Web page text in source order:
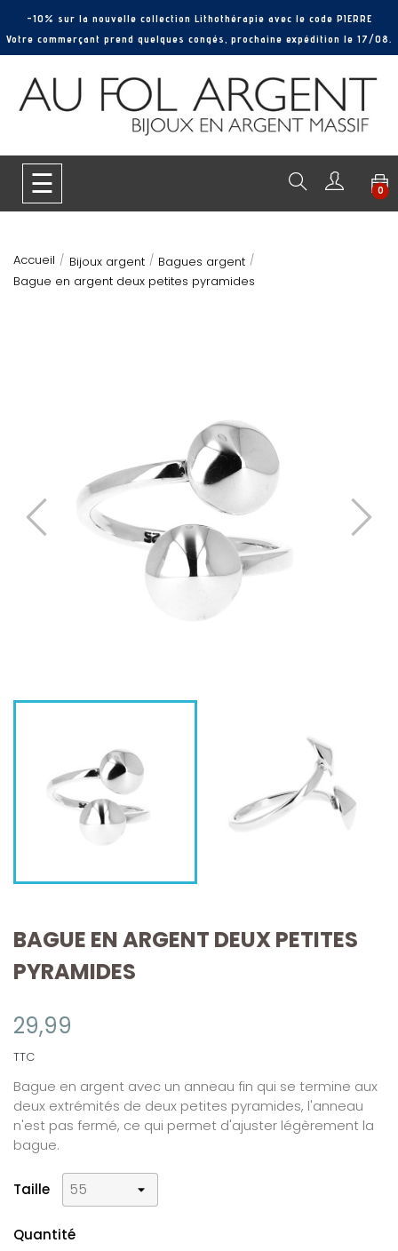
-10% sur la nouvelle collection Lithothérapie avec le code PIERRE
Votre commerçant prend quelques congés, prochaine expédition le 17/08.
Basculer
la
☰ 0
Accueil Bijoux argent
Bagues argent
Bague en argent deux petites pyramides
BAGUE EN ARGENT DEUX PETITES
PYRAMIDES
29,99
TTC
Bague en argent avec un anneau fin qui se termine aux
deux extrémités de deux petites pyramides, l'anneau
n'est pas fermé, ce qui permet d'ajuster légèrement la
bague.
Taille
Quantité